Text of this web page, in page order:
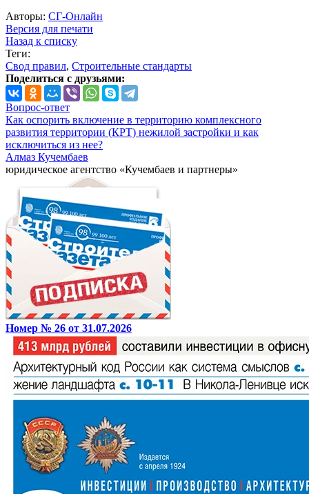
Авторы: СГ-Онлайн
Версия для печати
Назад к списку
Теги:
Свод правил, Строительные стандарты
Поделиться с друзьями:
Вопрос-ответ
Как оспорить включение в территорию комплексного
развития территории (КРТ) нежилой застройки и как
исключиться из нее?
Алмаз Кучембаев
юридическое агентство «Кучембаев и партнеры»
Номер № 26 от 31.07.2026